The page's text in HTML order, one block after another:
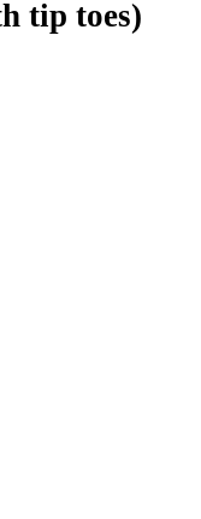
tip toes)